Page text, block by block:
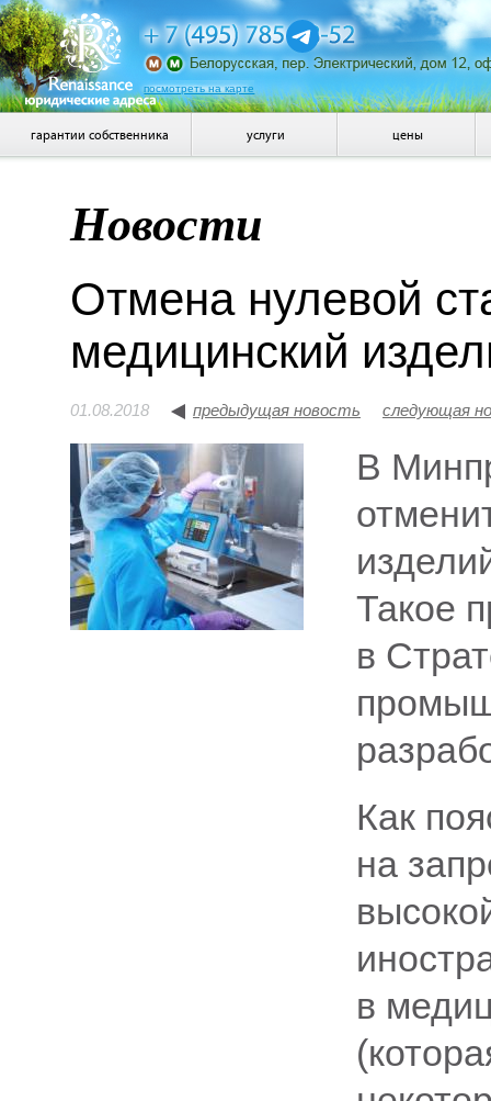
посмотреть на карте
гарантии собственника услуги цены
Новости
Отмена нулевой
медицинский
01.08.2018 предыдущая новость следующая
В
Такое
в
Как
на
в